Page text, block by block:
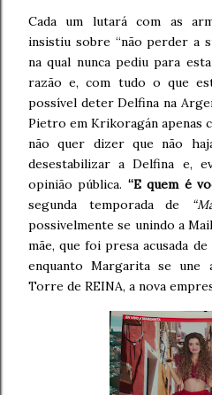
Cada um lutará com as
insistiu sobre “não perder a
na qual nunca pediu para
razão e, com tudo o que
possível deter Delfina na
Pietro em Krikoragán apenas
não quer dizer que não
desestabilizar a Delfina e,
opinião pública. “E quem é
segunda temporada de
possivelmente se unindo a
mãe, que foi presa acusada
enquanto Margarita se
Torre de REINA, a nova